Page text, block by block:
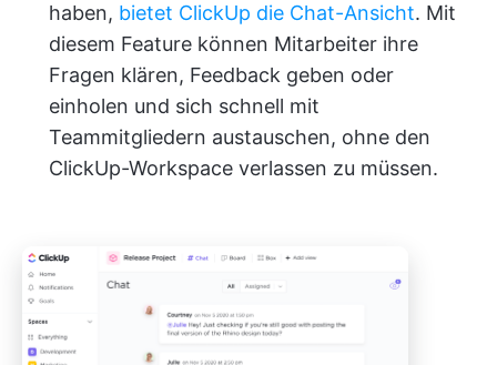
haben, bietet ClickUp die Chat-Ansicht. Mit
diesem Feature können Mitarbeiter ihre
Fragen klären, Feedback geben oder
einholen und sich schnell mit
Teammitgliedern austauschen, ohne den
ClickUp-Workspace verlassen zu müssen.